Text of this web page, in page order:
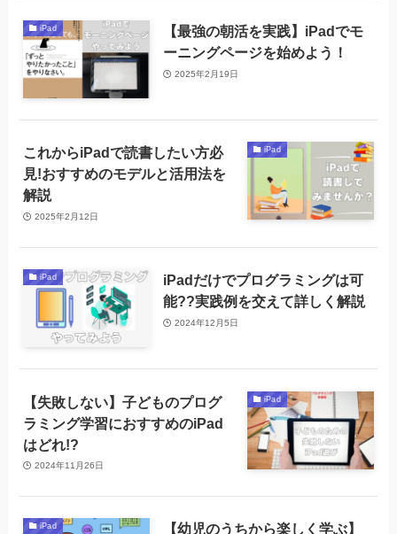
iPad
【最強の朝活を実践】iPadでモ
ーニングページを始めよう！
2025年2月19日
iPad
これからiPadで読書したい方必
見!おすすめのモデルと活用法を
解説
2025年2月12日
iPad
iPadだけでプログラミングは可
能??実践例を交えて詳しく解説
2024年12月5日
iPad
【失敗しない】子どものプログ
ラミング学習におすすめのiPad
はどれ!?
2024年11月26日
iPad
【幼児のうちから楽しく学ぶ】